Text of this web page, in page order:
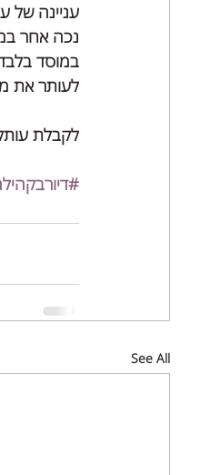
עניינה של
נכה אחר
במוסד
לעותר את
לקבלת
See All